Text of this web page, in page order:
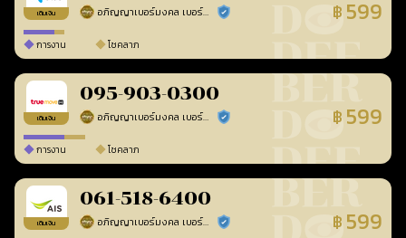
เติมเงิน อภิญญาเบอร์มงคล เบอร์สวยเลขศาสตร์ ร้านยืนยันแล้ว ฿ 599
การงาน โชคลาภ
เติมเงิน
095-903-0300
อภิญญาเบอร์มงคล เบอร์สวยเลขศาสตร์ ร้านยืนยันแล้ว ฿ 599
การงาน โชคลาภ
เติมเงิน
061-518-6400
อภิญญาเบอร์มงคล เบอร์สวยเลขศาสตร์ ร้านยืนยันแล้ว ฿ 599